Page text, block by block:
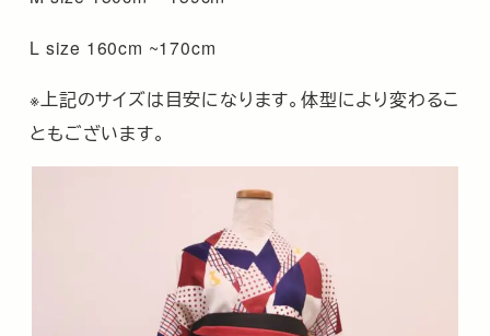
L size 160cm ~170cm
※上記のサイズは目安になります。体型により変わるこ
ともございます。